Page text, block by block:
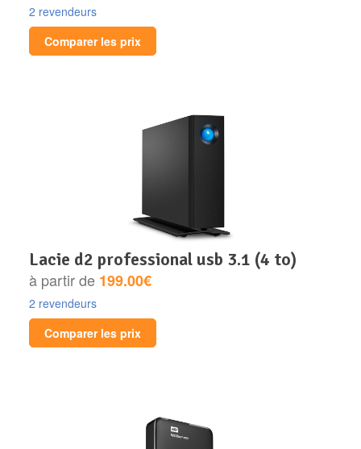
2 revendeurs
Comparer les prix
lacie d2 professional usb 3.1 (4 to)
à partir de 199.00€
2 revendeurs
Comparer les prix